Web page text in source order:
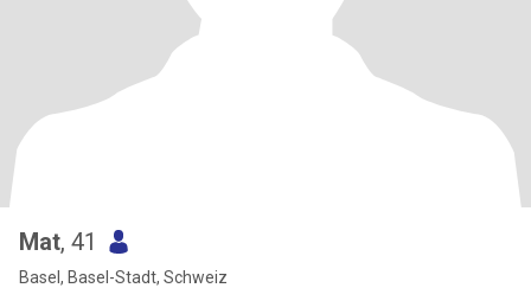
Mat, 41
Basel, Basel-Stadt, Schweiz